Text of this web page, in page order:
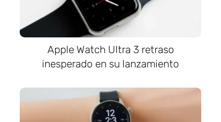
Apple Watch Ultra 3 retraso
inesperado en su lanzamiento